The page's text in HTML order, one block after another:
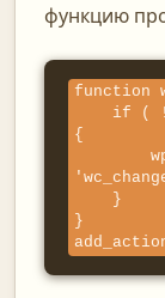
функцию
function
{
        wp_schedule_event( time(), 'hourly',
}